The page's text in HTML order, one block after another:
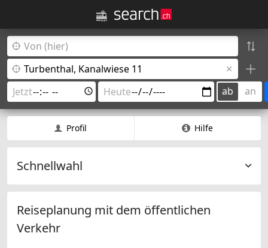
ab an
Profil Hilfe
Schnellwahl
Reiseplanung mit dem öffentlichen
Verkehr